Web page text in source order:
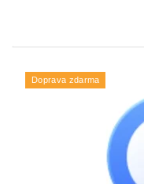
Doprava zdarma